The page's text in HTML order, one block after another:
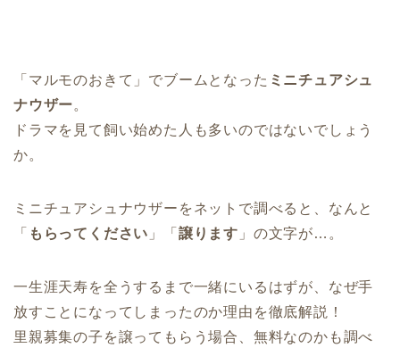
「マルモのおきて」でブームとなった ミニチュアシュ
ナウザー。
ドラマを見て飼い始めた人も多いのではないでしょう
か。
ミニチュアシュナウザーをネットで調べると、なんと
「 もらってください 」「 譲ります 」の文字が…。
一生涯天寿を全うするまで一緒にいるはずが、なぜ手
放すことになってしまったのか理由を徹底解説！
里親募集の子を譲ってもらう場合、無料なのかも調べ